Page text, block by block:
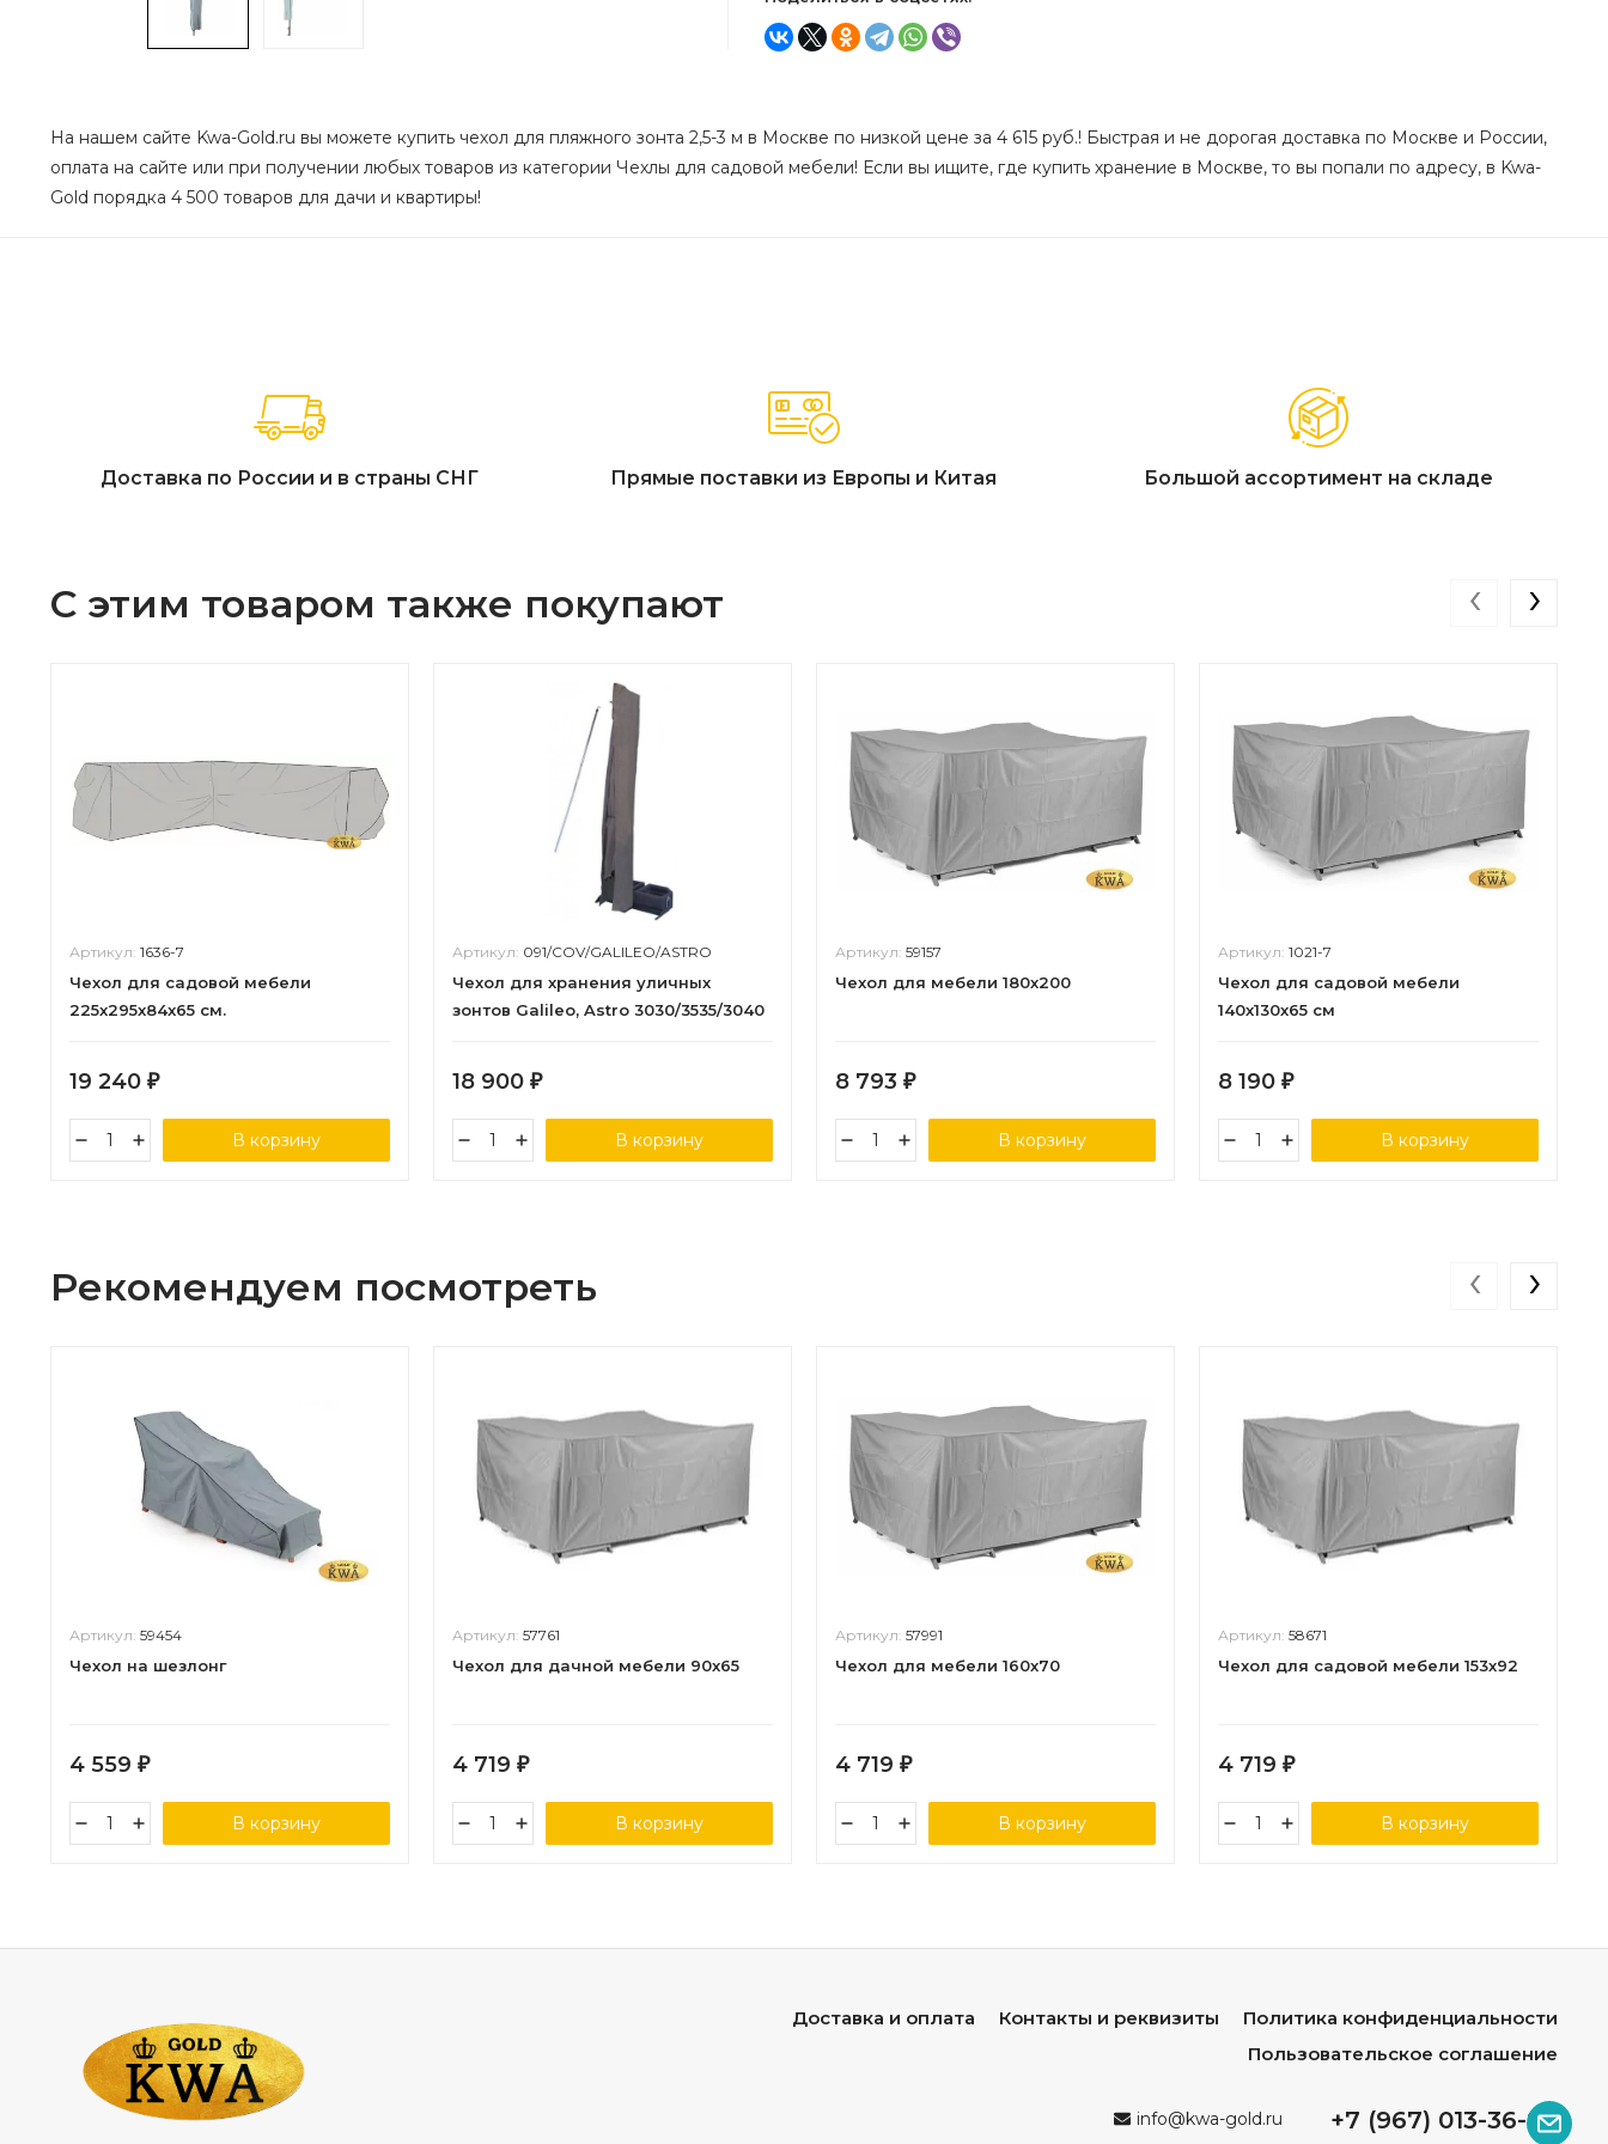
На нашем сайте Kwa-Gold.ru вы можете купить чехол для пляжного зонта 2,5-3 м в Москве по низкой цене за 4 615 руб.! Быстрая и не дорогая доставка по Москве и России,
оплата на сайте или при получении любых товаров из категории Чехлы для садовой мебели! Если вы ищите, где купить хранение в Москве, то вы попали по адресу, в Kwa-
Gold порядка 4 500 товаров для дачи и квартиры!
Доставка по России и в страны СНГ Прямые поставки из Европы и Китая Большой ассортимент на складе
С этим товаром также покупают
Артикул: 1636-7
Чехол для садовой мебели
225x295x84x65 см.
19 240 ₽
В корзину
Артикул: 091/COV/GALILEO/ASTRO
Чехол для хранения уличных
зонтов Galileo, Astro 3030/3535/3040
18 900 ₽
В корзину
Артикул: 59157
Чехол для мебели 180х200
8 793 ₽
В корзину
Артикул: 1021-7
Чехол для садовой мебели
140х130х65 см
8 190 ₽
В корзину
‹ ›
Рекомендуем посмотреть
Артикул: 59454
Чехол на шезлонг
4 559 ₽
В корзину
Артикул: 57761
Чехол для дачной мебели 90х65
4 719 ₽
В корзину
Артикул: 57991
Чехол для мебели 160х70
4 719 ₽
В корзину
Артикул: 58671
Чехол для садовой мебели 153х92
4 719 ₽
В корзину
‹ ›
Доставка и оплата Контакты и реквизиты
Политика конфиденциальности
Пользовательское соглашение
info@kwa-gold.ru +7 (967) 013-36-96